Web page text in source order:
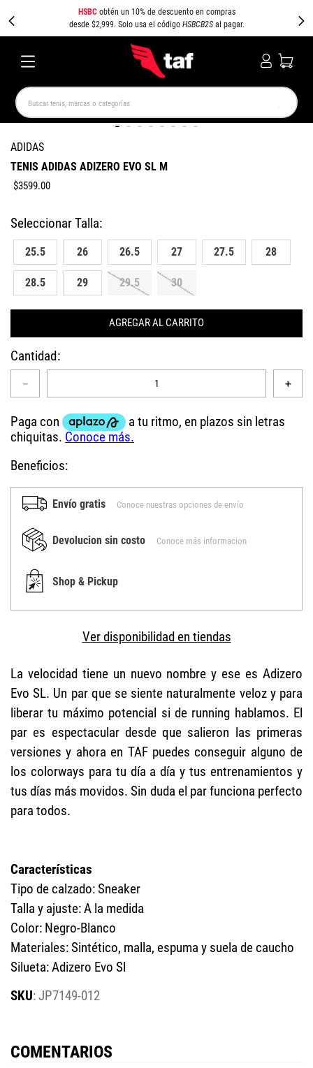
HSBCobtén un 10% de descuento en compras
desde $2,999. Solo usa el código HSBCB2Sal pagar.
Buscar tenis, marcas o categorías
ADIDAS
TENIS ADIDAS ADIZERO EVO SL M
$3599.00
25.5 26 26.5 27 27.5 28
28.5 29 29.5 30
AGREGAR AL CARRITO
Cantidad
＋
－
Beneficios:
Envío gratis Conoce nuestras opciones de envío
Devolucion sin costo Conoce más informacion
Shop & Pickup
Ver disponibilidad en tiendas
La velocidad tiene un nuevo nombre y ese es Adizero
Evo SL. Un par que se siente naturalmente veloz y para
liberar tu máximo potencial si de running hablamos. El
par es espectacular desde que salieron las primeras
versiones y ahora en TAF puedes conseguir alguno de
los colorways para tu día a día y tus entrenamientos y
tus días más movidos. Sin duda el par funciona perfecto
para todos.
Características
Tipo de calzado: Sneaker
Talla y ajuste: A la medida
Color: Negro-Blanco
Materiales: Sintético, malla, espuma y suela de caucho
Silueta: Adizero Evo Sl
:JP7149-012
COMENTARIOS
NEW BALANCE
SPEEDCAT